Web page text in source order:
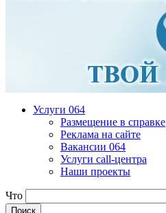
Услуги 064
Размещение в справке
Реклама на сайте
Вакансии 064
Услуги call-центра
Наши проекты
Что